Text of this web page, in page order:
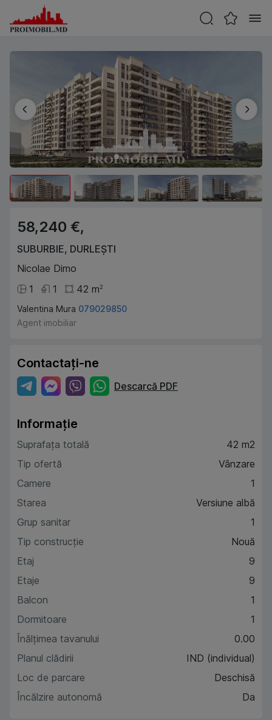
58,240 €,
SUBURBIE, DURLEȘTI
Nicolae Dimo
1
1 42 m2
Valentina Mura 079029850
Agent imobiliar
Contactați-ne
Descarcă PDF
Informație
Suprafața totală
42 m2
Tip ofertă
Vânzare
Camere
1
Starea
Versiune albă
Grup sanitar
1
Tip construcție
Nouă
Etaj
9
Etaje
9
Balcon
1
Dormitoare
1
Înălțimea tavanului
0.00
Planul clădirii
IND (individual)
Loc de parcare
Deschisă
Încălzire autonomă
Da